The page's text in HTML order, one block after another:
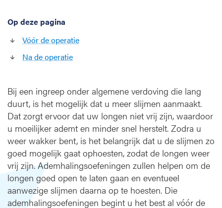
n
g
s
o
e
n
n
g
e
n
v
ó
ó
Op deze pagina
Vóór de operatie
Na de operatie
Bij een ingreep onder algemene verdoving die lang
duurt, is het mogelijk dat u meer slijmen aanmaakt.
Dat zorgt ervoor dat uw longen niet vrij zijn, waardoor
u moeilijker ademt en minder snel herstelt. Zodra u
weer wakker bent, is het belangrijk dat u de slijmen zo
goed mogelijk gaat ophoesten, zodat de longen weer
vrij zijn. Ademhalingsoefeningen zullen helpen om de
longen goed open te laten gaan en eventueel
aanwezige slijmen daarna op te hoesten. Die
ademhalingsoefeningen begint u het best al vóór de